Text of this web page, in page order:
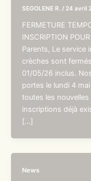
SEGOLENE R. / 24 avril
FERMETURE
INSCRIPTION
Parents, Le service
crèches sont
01/05/26 inclus.
portes le lundi 4
toutes les
inscriptions déjà
[…]
News